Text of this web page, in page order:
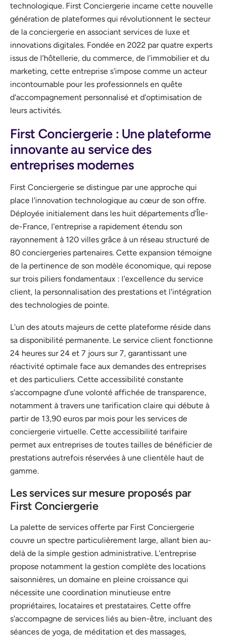
technologique. First Conciergerie incarne cette nouvelle
génération de plateformes qui révolutionnent le secteur
de la conciergerie en associant services de luxe et
innovations digitales. Fondée en 2022 par quatre experts
issus de l'hôtellerie, du commerce, de l'immobilier et du
marketing, cette entreprise s'impose comme un acteur
incontournable pour les professionnels en quête
d'accompagnement personnalisé et d'optimisation de
leurs activités.
First Conciergerie : Une plateforme
innovante au service des
entreprises modernes
First Conciergerie se distingue par une approche qui
place l'innovation technologique au cœur de son offre.
Déployée initialement dans les huit départements d'Île-
de-France, l'entreprise a rapidement étendu son
rayonnement à 120 villes grâce à un réseau structuré de
80 conciergeries partenaires. Cette expansion témoigne
de la pertinence de son modèle économique, qui repose
sur trois piliers fondamentaux : l'excellence du service
client, la personnalisation des prestations et l'intégration
des technologies de pointe.
L'un des atouts majeurs de cette plateforme réside dans
sa disponibilité permanente. Le service client fonctionne
24 heures sur 24 et 7 jours sur 7, garantissant une
réactivité optimale face aux demandes des entreprises
et des particuliers. Cette accessibilité constante
s'accompagne d'une volonté affichée de transparence,
notamment à travers une tarification claire qui débute à
partir de 13,90 euros par mois pour les services de
conciergerie virtuelle. Cette accessibilité tarifaire
permet aux entreprises de toutes tailles de bénéficier de
prestations autrefois réservées à une clientèle haut de
gamme.
Les services sur mesure proposés par
First Conciergerie
La palette de services offerte par First Conciergerie
couvre un spectre particulièrement large, allant bien au-
delà de la simple gestion administrative. L'entreprise
propose notamment la gestion complète des locations
saisonnières, un domaine en pleine croissance qui
nécessite une coordination minutieuse entre
propriétaires, locataires et prestataires. Cette offre
s'accompagne de services liés au bien-être, incluant des
séances de yoga, de méditation et des massages,